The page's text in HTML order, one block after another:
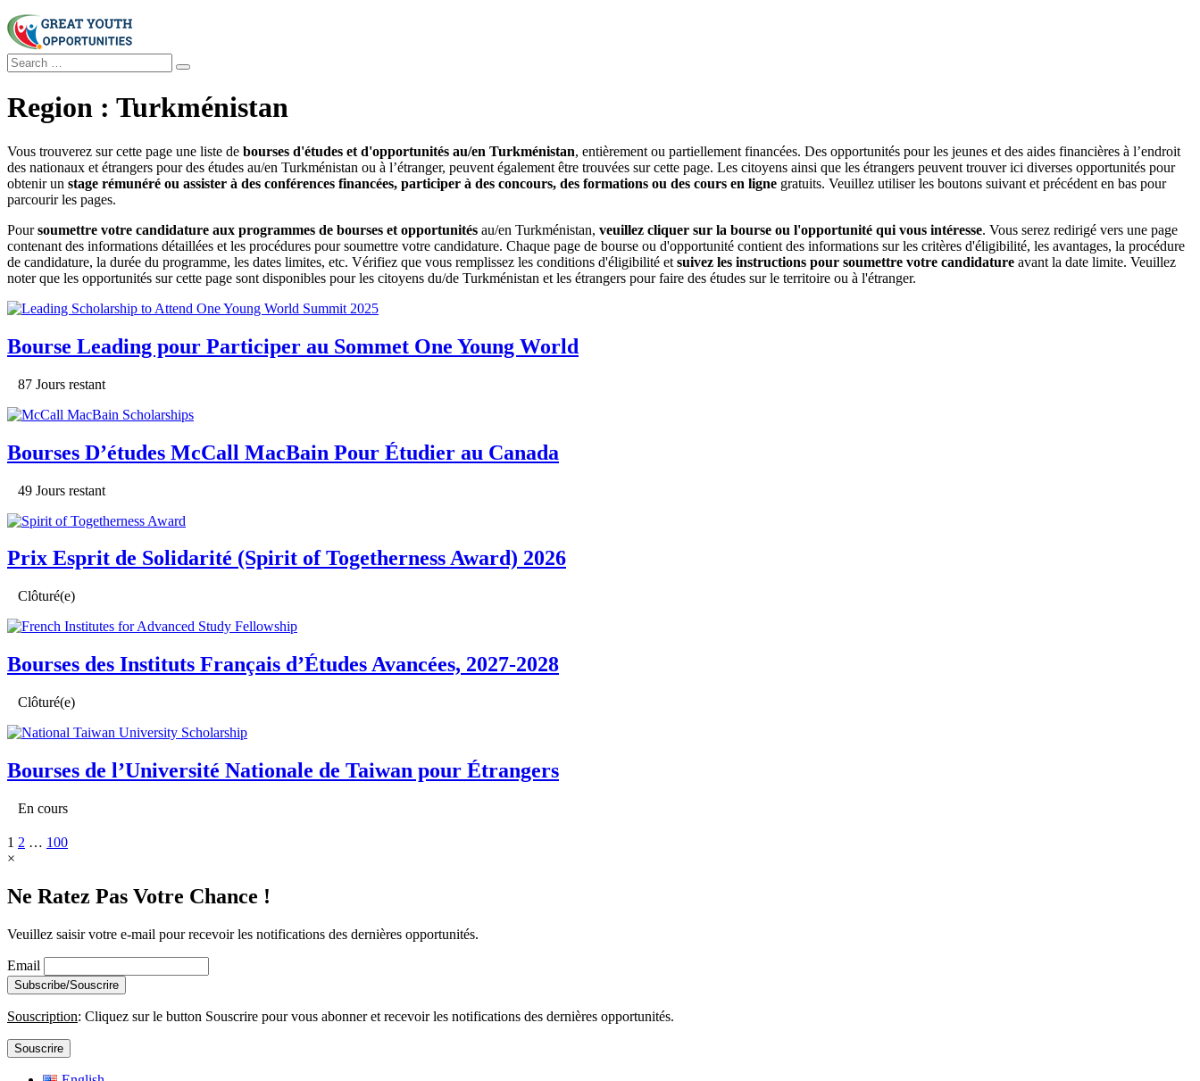
Region : Turkménistan
Vous trouverez sur cette page une liste de bourses d'études et d'opportunités au/en Turkménistan, entièrement ou partiellement financées. Des opportunités pour les jeunes et des aides financières à l’endroit
des nationaux et étrangers pour des études au/en Turkménistan ou à l’étranger, peuvent également être trouvées sur cette page. Les citoyens ainsi que les étrangers peuvent trouver ici diverses opportunités pour
obtenir un stage rémunéré ou assister à des conférences financées, participer à des concours, des formations ou des cours en ligne gratuits. Veuillez utiliser les boutons suivant et précédent en bas pour
parcourir les pages.
Poursoumettre votre candidature aux programmes de bourses et opportunités au/en Turkménistan, veuillez cliquer sur la bourse ou l'opportunité qui vous intéresse. Vous serez redirigé vers une page
contenant des informations détaillées et les procédures pour soumettre votre candidature. Chaque page de bourse ou d'opportunité contient des informations sur les critères d'éligibilité, les avantages, la procédure
de candidature, la durée du programme, les dates limites, etc. Vérifiez que vous remplissez les conditions d'éligibilité et suivez les instructions pour soumettre votre candidature avant la date limite. Veuillez
noter que les opportunités sur cette page sont disponibles pour les citoyens du/de Turkménistan et les étrangers pour faire des études sur le territoire ou à l'étranger.
Bourse Leading pour Participer au Sommet One Young World
87 Jours restant
Bourses D’études McCall MacBain Pour Étudier au Canada
49 Jours restant
Prix Esprit de Solidarité (Spirit of Togetherness Award) 2026
Clôturé(e)
Bourses des Instituts Français d’Études Avancées, 2027-2028
Clôturé(e)
Bourses de l’Université Nationale de Taiwan pour Étrangers
En cours
1 2 … 100
×
Ne Ratez Pas Votre Chance !
Veuillez saisir votre e-mail pour recevoir les notifications des dernières opportunités.
Email
Souscription: Cliquez sur le button Souscrire pour vous abonner et recevoir les notifications des dernières opportunités.
Souscrire